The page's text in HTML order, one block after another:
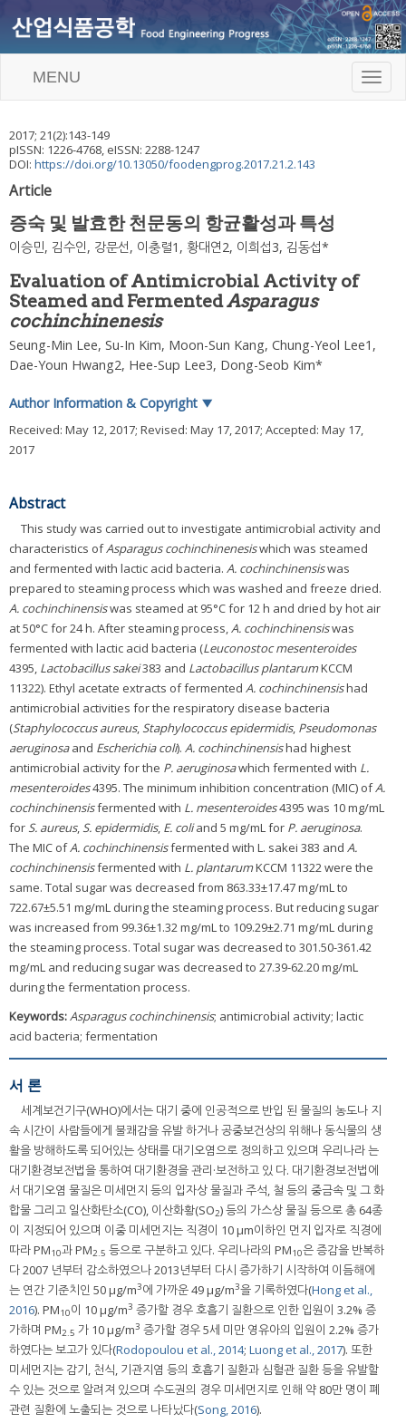
T
o
MENU
2017; 21(2):143-149
pISSN: 1226-4768, eISSN: 2288-1247
DOI: https://doi.org/10.13050/foodengprog.2017.21.2.143
Article
증숙 및 발효한 천문동의 항균활성과 특성
이승민, 김수인, 강문선, 이충렬1, 황대연2, 이희섭3, 김동섭*
Evaluation of Antimicrobial Activity of
Steamed and FermentedAsparagus
cochinchinenesis
Seung-Min Lee, Su-In Kim, Moon-Sun Kang, Chung-Yeol Lee1,
Dae-Youn Hwang2, Hee-Sup Lee3, Dong-Seob Kim*
Author Information & Copyright ▼
Received: May 12, 2017; Revised: May 17, 2017; Accepted: May 17,
2017
Abstract
This study was carried out to investigate antimicrobial activity and
characteristics ofAsparagus cochinchinenesiswhich was steamed
and fermented with lactic acid bacteria. A. cochinchinensiswas
prepared to steaming process which was washed and freeze dried.
A. cochinchinensiswas steamed at 95°C for 12 h and dried by hot air
at 50°C for 24 h. After steaming process,A. cochinchinensiswas
fermented with lactic acid bacteria (Leuconostoc mesenteroides
4395, Lactobacillus sakei383 and Lactobacillus plantarumKCCM
11322). Ethyl acetate extracts of fermented A. cochinchinensishad
antimicrobial activities for the respiratory disease bacteria
(Staphylococcus aureus, Staphylococcus epidermidis, Pseudomonas
aeruginosaand Escherichia coli). A. cochinchinensishad highest
antimicrobial activity for the P. aeruginosawhich fermented with L.
mesenteroides4395. The minimum inhibition concentration (MIC) ofA.
cochinchinensisfermented with L. mesenteroides4395 was 10 mg/mL
for S. aureus, S. epidermidis, E. coliand 5 mg/mL for P. aeruginosa.
The MIC ofA. cochinchinensisfermented with L. sakei 383 and A.
cochinchinensisfermented with L. plantarumKCCM 11322 were the
same. Total sugar was decreased from 863.33±17.47 mg/mL to
722.67±5.51 mg/mL during the steaming process. But reducing sugar
was increased from 99.36±1.32 mg/mL to 109.29±2.71 mg/mL during
the steaming process. Total sugar was decreased to 301.50-361.42
mg/mL and reducing sugar was decreased to 27.39-62.20 mg/mL
during the fermentation process.
Keywords:Asparagus cochinchinensis; antimicrobial activity; lactic
acid bacteria; fermentation
서 론
세계보건기구(WHO)에서는 대기 중에 인공적으로 반입 된 물질의 농도나 지
속 시간이 사람들에게 불쾌감을 유발 하거나 공중보건상의 위해나 동식물의 생
활을 방해하도록 되어있는 상태를 대기오염으로 정의하고 있으며 우리나라 는
대기환경보전법을 통하여 대기환경을 관리·보전하고 있 다. 대기환경보전법에
서 대기오염 물질은 미세먼지 등의 입자상 물질과 주석, 철 등의 중금속 및 그 화
합물 그리고 일산화탄소(CO), 이산화황(SO2) 등의 가스상 물질 등으로 총 64종
이 지정되어 있으며 이중 미세먼지는 직경이 10 μm이하인 먼지 입자로 직경에
따라 PM10과 PM2.5 등으로 구분하고 있다. 우리나라의 PM10은 증감을 반복하
다 2007 년부터 감소하였으나 2013년부터 다시 증가하기 시작하여 이듬해에
는 연간 기준치인 50 μg/m3에 가까운 49 μg/m3을 기록하였다(Hong et al.,
2016). PM10이 10 μg/m3 증가할 경우 호흡기 질환으로 인한 입원이 3.2% 증
가하며 PM2.5 가 10 μg/m3 증가할 경우 5세 미만 영유아의 입원이 2.2% 증가
하였다는 보고가 있다(Rodopoulou et al., 2014; Luong et al., 2017). 또한
미세먼지는 감기, 천식, 기관지염 등의 호흡기 질환과 심혈관 질환 등을 유발할
수 있는 것으로 알려져 있으며 수도권의 경우 미세먼지로 인해 약 80만 명이 폐
관련 질환에 노출되는 것으로 나타났다(Song, 2016).